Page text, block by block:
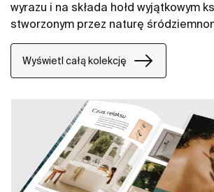
wyrazu i na składa hołd wyjątkowym
stworzonym przez naturę
Funkcjonalna, ale nie chłodna w swoim
oszczędna, a jednak nieodłącznie
środowisko naturalne, stworzona
Wyświetl całą kolekcję